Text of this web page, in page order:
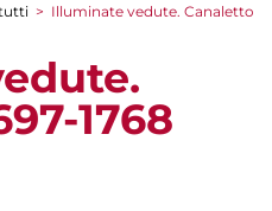
> Illuminate vedute. Canaletto
1768